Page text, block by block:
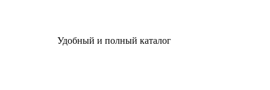
Удобный и полный каталог